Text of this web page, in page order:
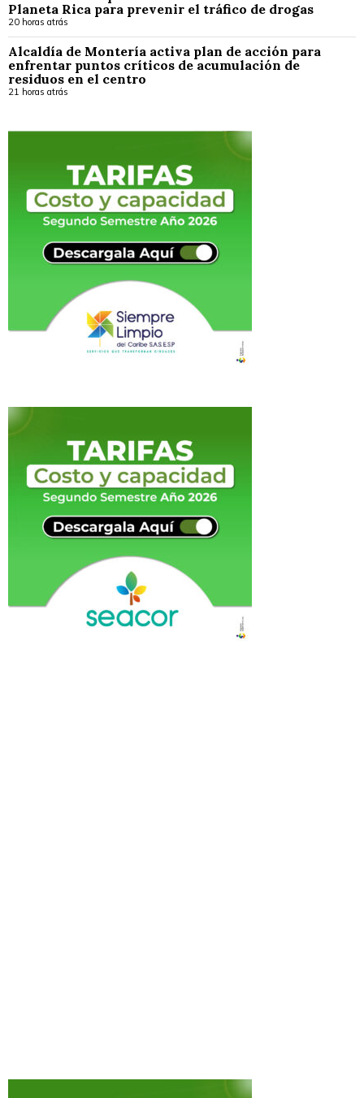
Planeta Rica para prevenir el tráfico de drogas
20 horas atrás
Alcaldía de Montería activa plan de acción para
enfrentar puntos críticos de acumulación de
residuos en el centro
21 horas atrás